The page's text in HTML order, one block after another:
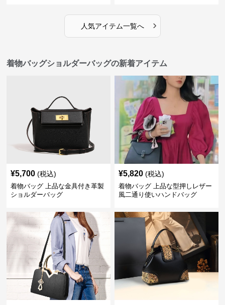
人気アイテム一覧へ ›
着物バッグショルダーバッグの新着アイテム
¥5,700 (税込)
着物バッグ 上品な金具付き革製
ショルダーバッグ
¥5,820 (税込)
着物バッグ 上品な型押しレザー
風二通り使いハンドバッグ